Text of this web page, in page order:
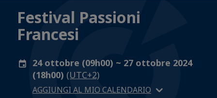
Festival Passioni
Francesi
24 ottobre (09h00) ~ 27 ottobre 2024
(18h00) (UTC+2)
AGGIUNGI AL MIO CALENDARIO